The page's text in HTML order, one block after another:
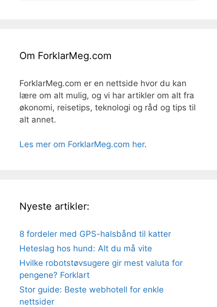
Om ForklarMeg.com
ForklarMeg.com er en nettside hvor du kan
lære om alt mulig, og vi har artikler om alt fra
økonomi, reisetips, teknologi og råd og tips til
alt annet.
Les mer om ForklarMeg.com her.
Nyeste artikler:
8 fordeler med GPS-halsbånd til katter
Heteslag hos hund: Alt du må vite
Hvilke robotstøvsugere gir mest valuta for
pengene? Forklart
Stor guide: Beste webhotell for enkle
nettsider